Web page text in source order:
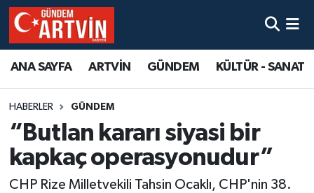
ANA SAYFA ARTVİN GÜNDEM KÜLTÜR - SANAT
HABERLER GÜNDEM
“Butlan kararı siyasi bir
kapkaç operasyonudur”
CHP Rize Milletvekili Tahsin Ocaklı, CHP'nin 38.